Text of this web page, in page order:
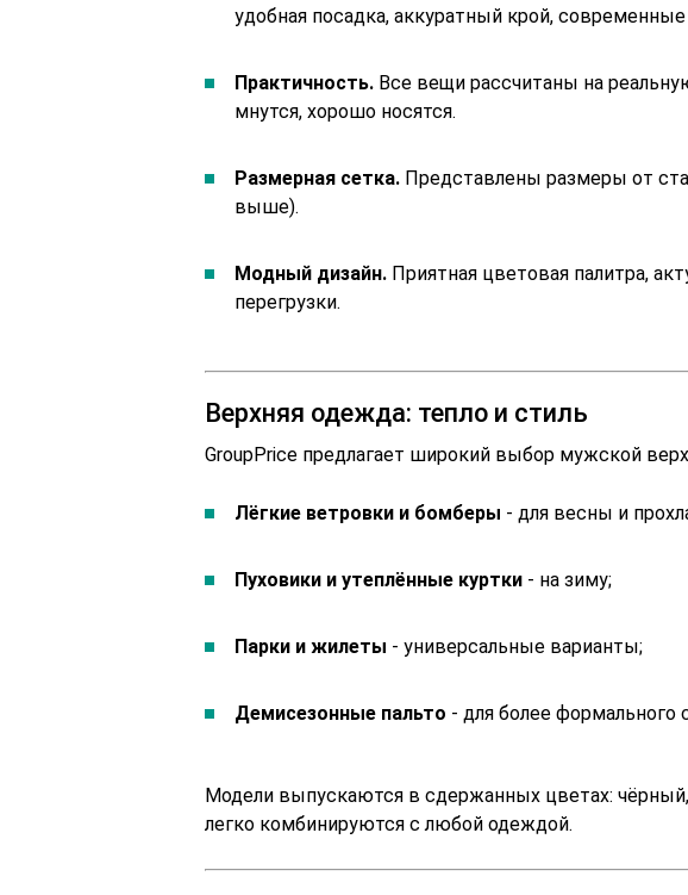
удобная посадка, аккуратный крой, современные
Практичность. Все вещи рассчитаны на
мнутся, хорошо носятся.
Размерная сетка. Представлены размеры от
выше).
Модный дизайн. Приятная цветовая палитра,
перегрузки.
Верхняя одежда: тепло и стиль
GroupPrice предлагает широкий выбор мужской
Лёгкие ветровки и бомберы - для весны и
Пуховики и утеплённые куртки - на зиму;
Парки и жилеты - универсальные варианты;
Демисезонные пальто - для более формального
Модели выпускаются в сдержанных цветах:
легко комбинируются с любой одеждой.